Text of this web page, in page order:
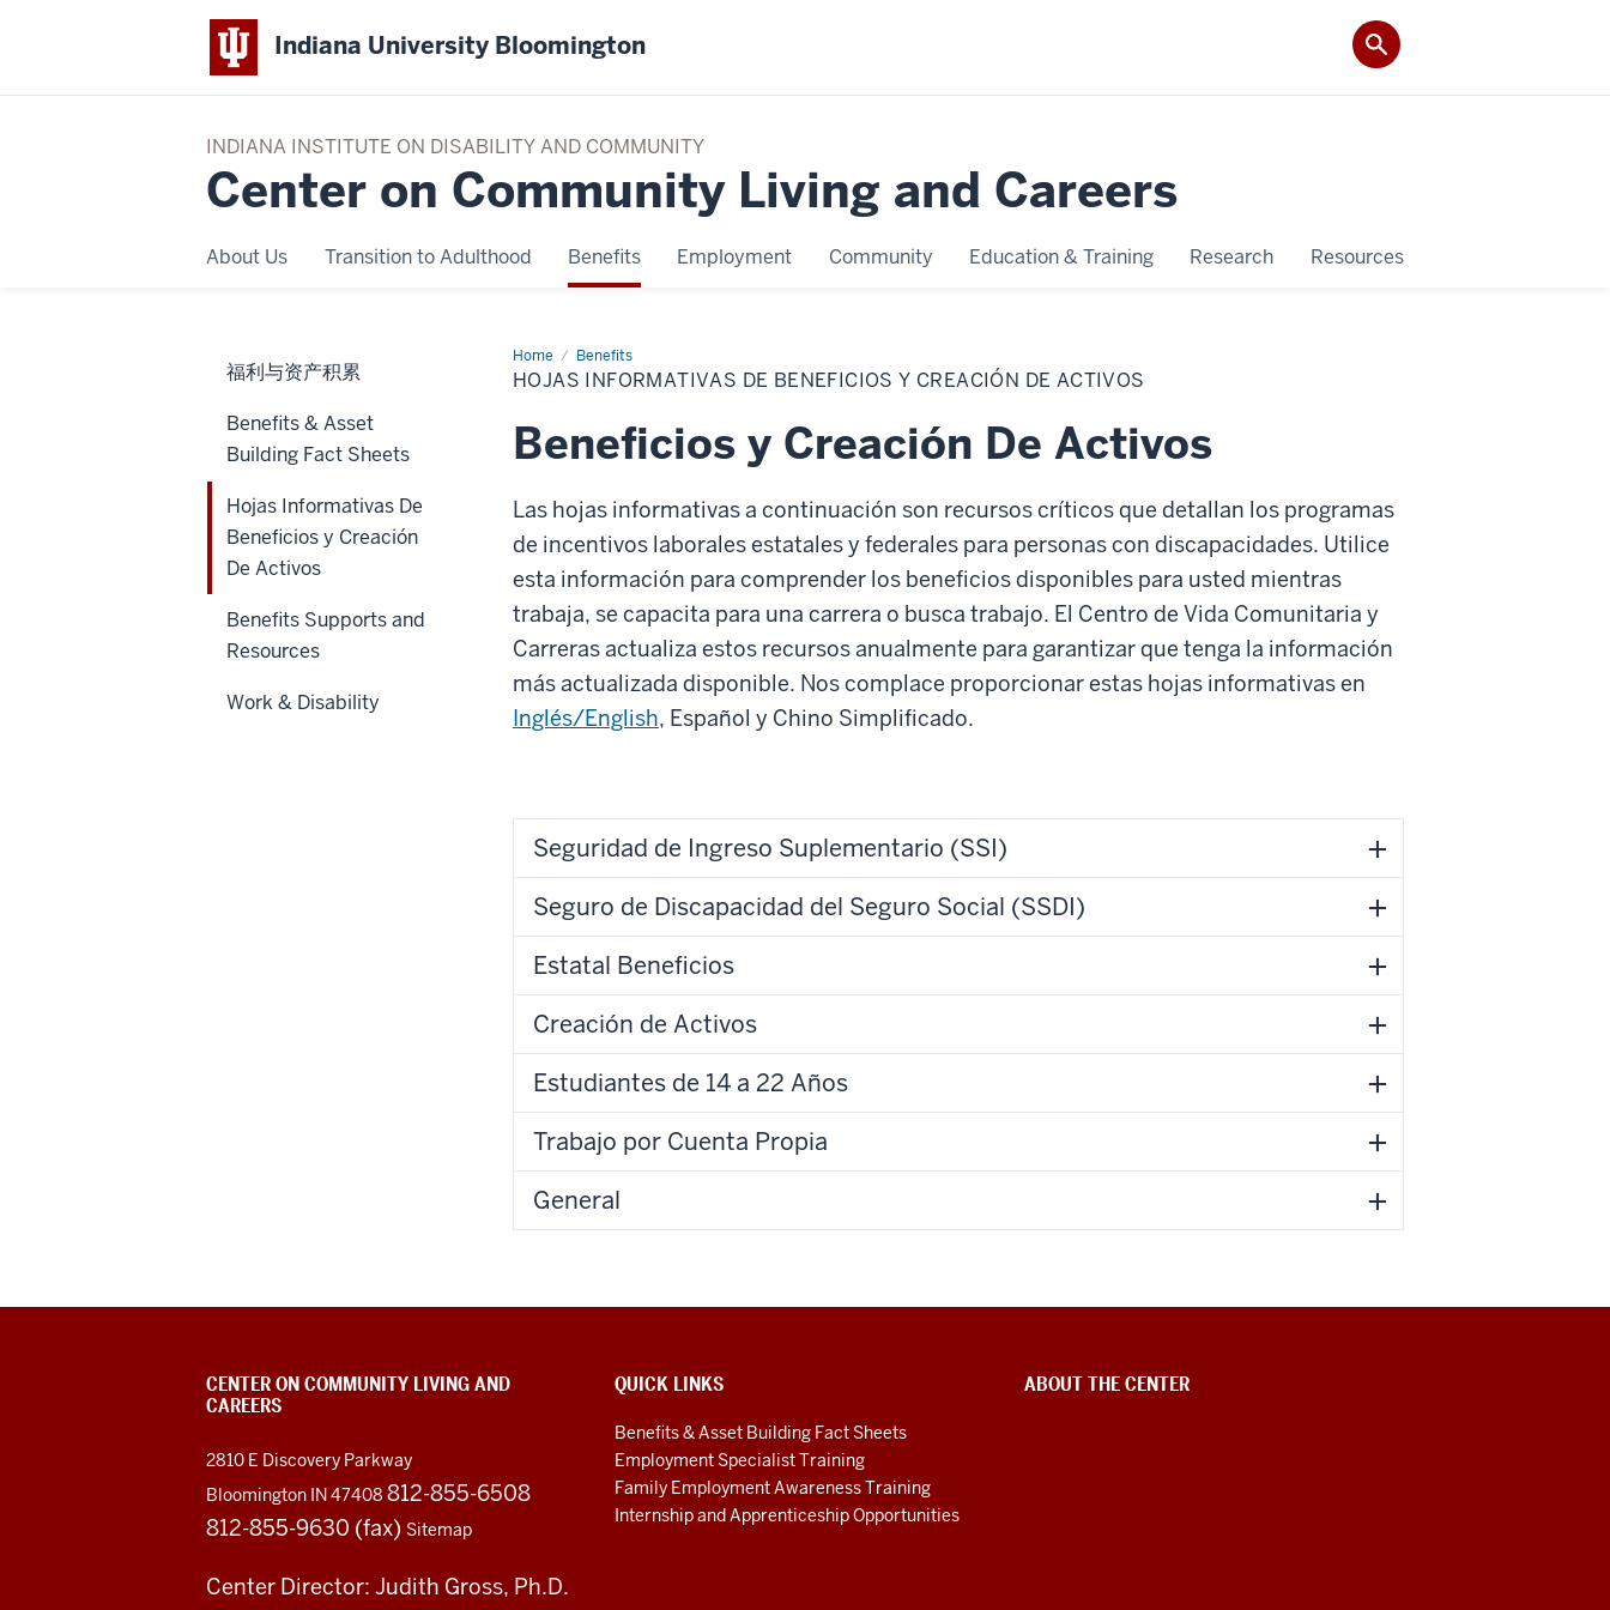
Indiana University Bloomington
INDIANA INSTITUTE ON DISABILITY AND COMMUNITY
Center on Community Living and Careers
About Us Transition to Adulthood Benefits Employment Community Education & Training Research Resources
Home Benefits
Hojas
Informativas
De
y
Creación
De
HOJAS INFORMATIVAS DE BENEFICIOS Y CREACIÓN DE ACTIVOS
Beneficios y Creación De Activos
Las hojas informativas a continuación son recursos críticos que detallan los programas
de incentivos laborales estatales y federales para personas con discapacidades. Utilice
esta información para comprender los beneficios disponibles para usted mientras
trabaja, se capacita para una carrera o busca trabajo. El Centro de Vida Comunitaria y
Carreras actualiza estos recursos anualmente para garantizar que tenga la información
más actualizada disponible. Nos complace proporcionar estas hojas informativas en
Inglés/English, Español y Chino Simplificado.
Seguridad de Ingreso Suplementario (SSI)
Seguro de Discapacidad del Seguro Social (SSDI)
Estatal Beneficios
Creación de Activos
Estudiantes de 14 a 22 Años
Trabajo por Cuenta Propia
General
福利与资产积累
Benefits & Asset
Building Fact Sheets
Hojas Informativas De
Beneficios y Creación
De Activos
Benefits Supports and
Resources
Work & Disability
CENTER ON COMMUNITY LIVING AND
CAREERS
2810 E Discovery Parkway
Bloomington IN 47408 812-855-6508
812-855-9630 (fax) Sitemap
Center Director: Judith Gross, Ph.D.
QUICK LINKS
Benefits & Asset Building Fact Sheets
Employment Specialist Training
Family Employment Awareness Training
Internship and Apprenticeship Opportunities
ABOUT THE CENTER